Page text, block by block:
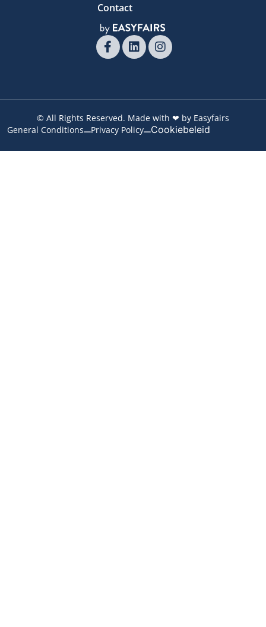
Contact
© All Rights Reserved. Made with ❤ by Easyfairs
General Conditions
Privacy Policy Cookiebeleid